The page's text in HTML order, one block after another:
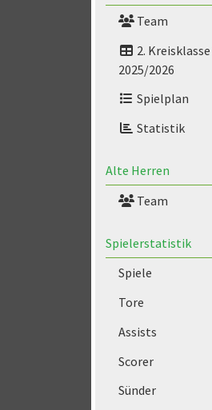
Team
2.
2025/2026
Spielplan
Statistik
Alte Herren
Team
Spielerstatistik
Spiele
Tore
Assists
Scorer
Sünder